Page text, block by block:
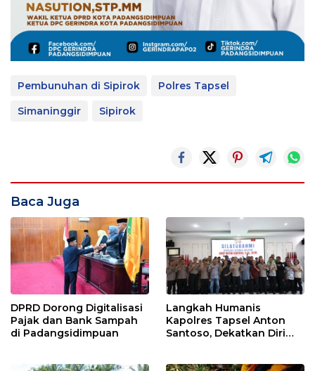
Pembunuhan di Sipirok
Polres Tapsel
Simaninggir
Sipirok
Baca Juga
DPRD Dorong Digitalisasi
Pajak dan Bank Sampah
di Padangsidimpuan
Langkah Humanis
Kapolres Tapsel Anton
Santoso, Dekatkan Diri